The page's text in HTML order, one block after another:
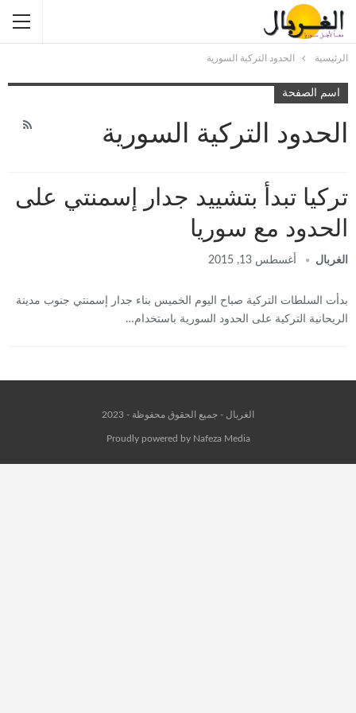
الرئيسية الحدود التركية السورية
اسم الصفحة
الحدود التركية السورية
تركيا تبدأ بتشييد جدار إسمنتي على
الحدود مع سوريا
الغربال أغسطس 13, 2015
بدأت السلطات التركية صباح اليوم الخميس بناء جدار إسمنتي جنوب مدينة
الريحانية التركية على الحدود السورية باستخدام…
الغربال - جميع الحقوق محفوظة - 2023
Proudly powered by Nafeza Media